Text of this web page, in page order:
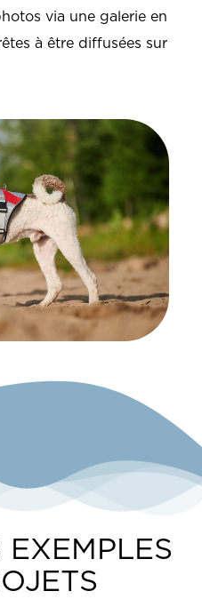
via une galerie en
à être diffusées sur
EXEMPLES